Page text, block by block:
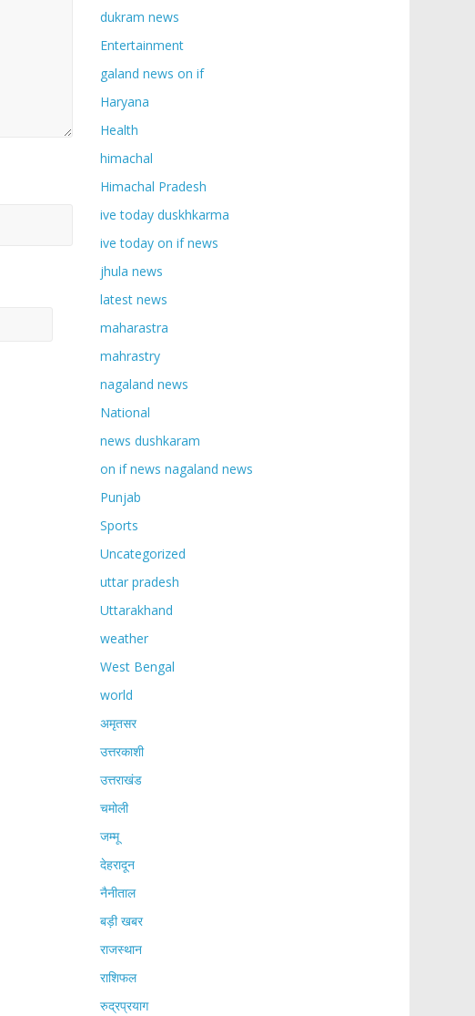
dukram news
Entertainment
galand news on if
Haryana
Health
himachal
Himachal Pradesh
ive today duskhkarma
ive today on if news
jhula news
latest news
maharastra
mahrastry
nagaland news
National
news dushkaram
on if news nagaland news
Punjab
Sports
Uncategorized
uttar pradesh
Uttarakhand
weather
West Bengal
world
अमृतसर
उत्तरकाशी
उत्तराखंड
चमोली
जम्मू
देहरादून
नैनीताल
बड़ी खबर
राजस्थान
राशिफल
रुद्रप्रयाग